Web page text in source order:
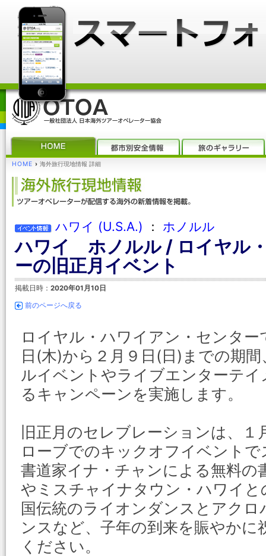
HOME › 海外旅行現地情報 詳細
ハワイ (U.S.A.) ： ホノルル
ハワイ ホノルル / ロイヤル
ーの旧正月イベント
掲載日時： 2020年01月10日
前のページへ戻る
ロイヤル・ハワイアン・センタ
日(木)から２月９日(日)までの期
ルイベントやライブエンターテ
るキャンペーンを実施します。
旧正月のセレブレーションは、
ローブでのキックオフイベント
書道家イナ・チャンによる無料
やミスチャイナタウン・ハワイ
国伝統のライオンダンスとアク
ンスなど、子年の到来を賑やか
ください。